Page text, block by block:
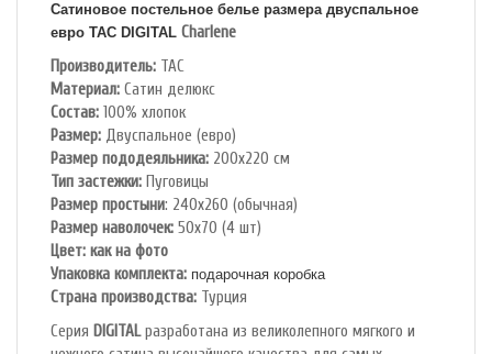
Сатиновое постельное белье размера двуспальное
евро TAC DIGITAL Charlene
Производитель: TAC
Материал: Сатин делюкс
Состав: 100% хлопок
Размер: Двуспальное (евро)
Размер пододеяльника: 200х220 см
Тип застежки: Пуговицы
Размер простыни: 240х260 (обычная)
Размер наволочек: 50х70 (4 шт)
Цвет: как на фото
Упаковка комплекта: подарочная коробка
Cтрана производства: Турция
Серия DIGITALразработана из великолепного мягкого и